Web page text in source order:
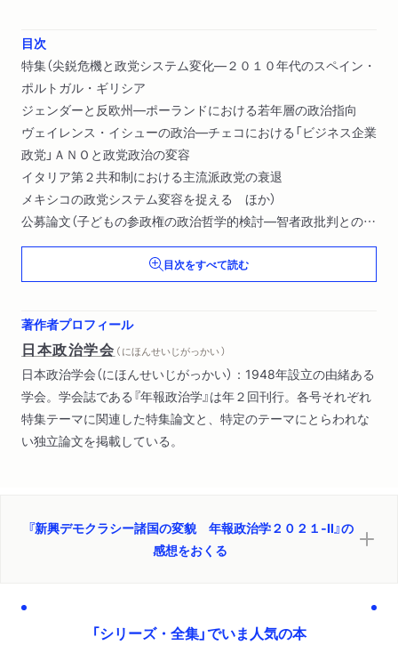
目次
特集（尖鋭危機と政党システム変化―２０１０年代のスペイン・
ポルトガル・ギリシア
ジェンダーと反欧州―ポーランドにおける若年層の政治指向
ヴェイレンス・イシューの政治―チェコにおける「ビジネス企業
政党」ＡＮＯと政党政治の変容
イタリア第２共和制における主流派政党の衰退
メキシコの政党システム変容を捉える ほか）
公募論文（子どもの参政権の政治哲学的検討―智者政批判との関
係から
外国人一時的労働者受け入れ制度の政治理論―Ｍ・ルースの正
当化論の批判的検討
いた長期的分析
新しい戦争から出口の条件―二層ゲーム論の発展による撤退決
定過程の解明
フーゴー・プロイスとカール・シュミット―ヴァイマル憲法４
８条をめぐって ほか）
学界展望
目次をすべて読む
著作者プロフィール
日本政治学会 （ にほんせいじがっかい ）
日本政治学会（にほんせいじがっかい）：1948年設立の由緒ある
学会。学会誌である『年報政治学』は年２回刊行。各号それぞれ
特集テーマに関連した特集論文と、特定のテーマにとらわれな
い独立論文を掲載している。
『新興デモクラシー諸国の変貌 年報政治学２０２１‐Ⅱ』の
感想をおくる
「シリーズ・全集」でいま人気の本